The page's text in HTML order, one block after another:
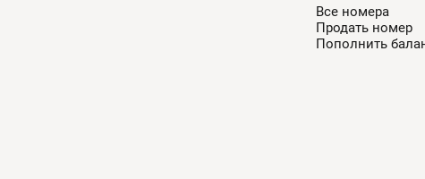
Все номера
Продать номер
Пополнить